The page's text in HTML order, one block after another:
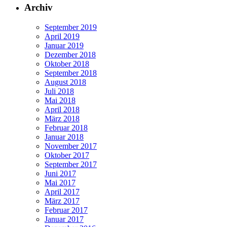
Archiv
September 2019
April 2019
Januar 2019
Dezember 2018
Oktober 2018
September 2018
August 2018
Juli 2018
Mai 2018
April 2018
März 2018
Februar 2018
Januar 2018
November 2017
Oktober 2017
September 2017
Juni 2017
Mai 2017
April 2017
März 2017
Februar 2017
Januar 2017